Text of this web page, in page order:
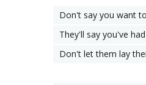
Don't say you want
They'll say you've
Don't let them lay